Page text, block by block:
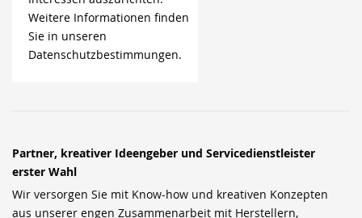
Weitere Informationen finden
Sie in unseren
Datenschutzbestimmungen.
Partner, kreativer Ideengeber und Servicedienstleister
erster Wahl
Wir versorgen Sie mit Know-how und kreativen Konzepten
aus unserer engen Zusammenarbeit mit Herstellern,